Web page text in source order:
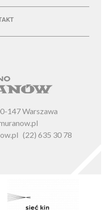
147 Warszawa
(22) 635 30 78